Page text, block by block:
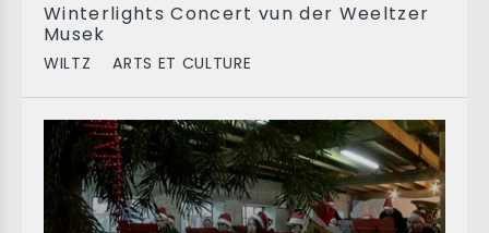
Winterlights Concert vun der Weeltzer
Musek
WILTZ ARTS ET CULTURE